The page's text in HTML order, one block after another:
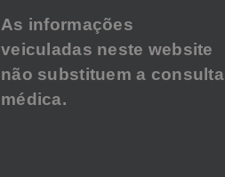
As informações
veiculadas neste website
não substituem a consulta
médica.